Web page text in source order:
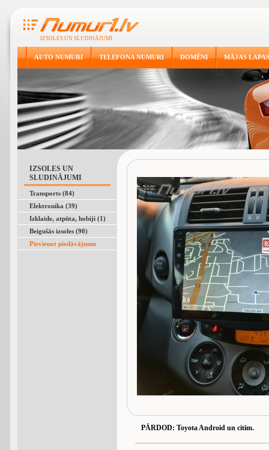
IZSOLES UN SLUDINĀJUMI
AUTO NUMURI TELEFONA NUMURI DOMĒNI MĀJAS LAPAS
IZSOLES UN
SLUDINĀJUMI
Transports (84)
Elektronika (39)
Izklaide, atpūta, hobiji (1)
Beigušās izsoles (90)
Pievienot piedāvājumu
PĀRDOD: Toyota Android un citim.